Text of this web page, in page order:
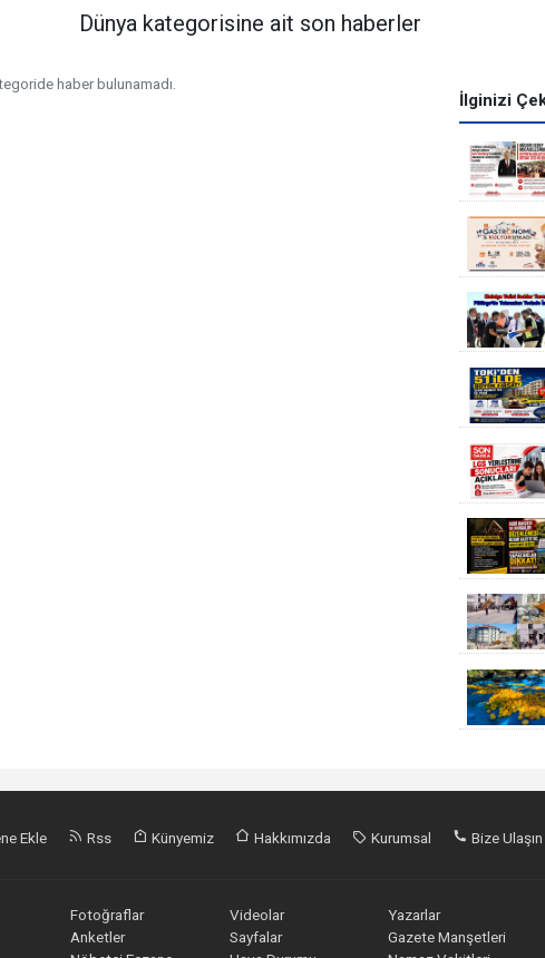
Dünya kategorisine ait son haberler
haber bulunamadı.
İlginizi
Ekle Rss Künyemiz Hakkımızda Kurumsal Bize Ulaşın
Fotoğraflar Videolar
Yazarlar
Anketler
Sayfalar
Gazete Manşetleri